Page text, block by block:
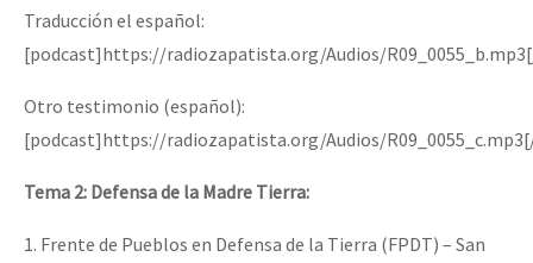
Traducción el español:
[podcast]https://radiozapatista.org/Audios/
Otro testimonio (español):
[podcast]https://radiozapatista.org/Audios/
Tema 2: Defensa de la Madre Tierra:
1. Frente de Pueblos en Defensa de la Tierra (FPDT) – San